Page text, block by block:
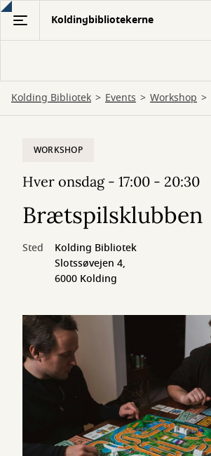
Gå
hovedindhold
Koldingbibliotekerne
Kolding Bibliotek Events Workshop
WORKSHOP
Hver onsdag - 17:00 - 20:30
Brætspilsklubben
Sted
Kolding Bibliotek
Slotssøvejen 4,
6000 Kolding